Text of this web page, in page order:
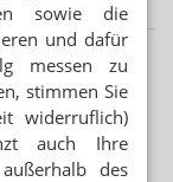
sowie die
und dafür
messen zu
stimmen Sie
widerruflich)
auch Ihre
des